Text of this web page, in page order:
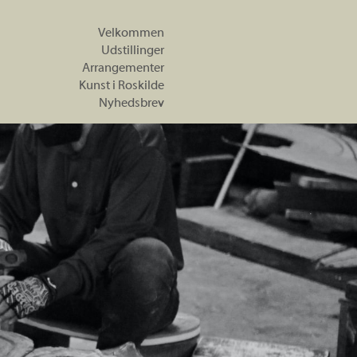
Velkommen
Udstillinger
Arrangementer
Kunst i Roskilde
Nyhedsbrev